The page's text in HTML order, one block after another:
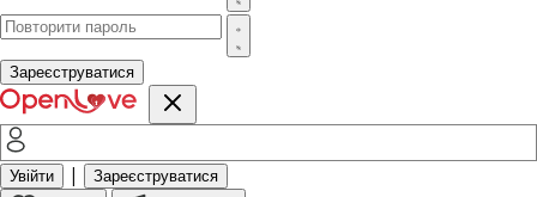
Зареєструватися
Увійти | Зареєструватися